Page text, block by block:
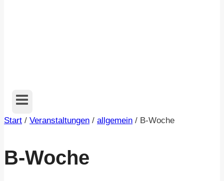
Start / Veranstaltungen / allgemein / B-Woche
B-Woche